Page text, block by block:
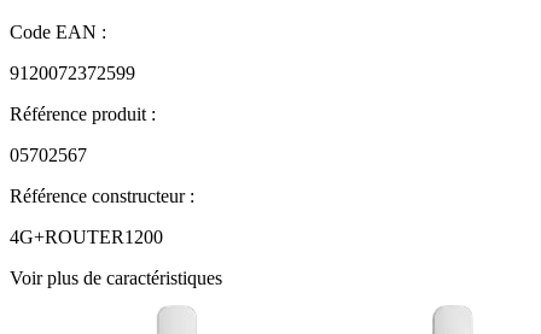
Code EAN :
9120072372599
Référence produit :
05702567
Référence constructeur :
4G+ROUTER1200
Voir plus de caractéristiques